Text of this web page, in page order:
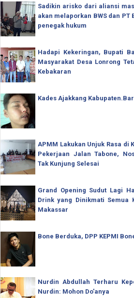
Sadikin arisko dari aliansi
akan melaporkan BWS dan
penegak hukum
Hadapi Kekeringan, Bupati
Masyarakat Desa Lonrong
Kebakaran
Kades Ajakkang
APMM Lakukan Unjuk Rasa di
Pekerjaan Jalan Tabone,
Tak Kunjung Selesai
Grand Opening Sudut Lagi
Drink yang Dinikmati Semua
Makassar
Bone Berduka, DPP KEPMI
Nurdin Abdullah Terharu
Nurdin: Mohon Do'anya